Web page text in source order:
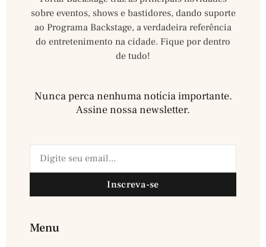
sobre eventos, shows e bastidores, dando suporte
ao Programa Backstage, a verdadeira referência
do entretenimento na cidade. Fique por dentro
de tudo!
Nunca perca nenhuma notícia importante.
Assine nossa newsletter.​
Inscreva-se
Menu